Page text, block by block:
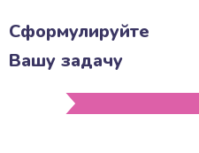
Сформулируйте
Вашу задачу